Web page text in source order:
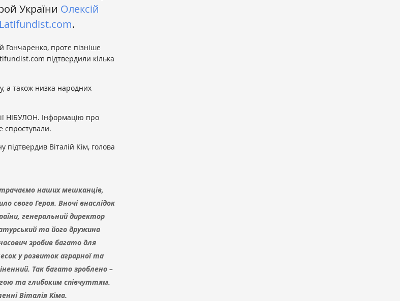
України Олексій
Latifundist.com.
проте пізніше
підтвердили кілька
а також низка народних
НІБУЛОН. Інформацію про
спростували.
Віталій Кім, голова
наших мешканців,
свого Героя. Вночі внаслідок
генеральний директор
та його дружина
зробив багато для
у розвиток аграрної та
Так багато зроблено –
та глибоким співчуттям.
Віталія Кіма.